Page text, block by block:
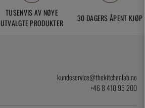
TUSENVIS AV NØYE
UTVALGTE PRODUKTER
30 DAGERS ÅPENT KJØP
kundeservice@thekitchenlab.no
+46 8 410 95 200